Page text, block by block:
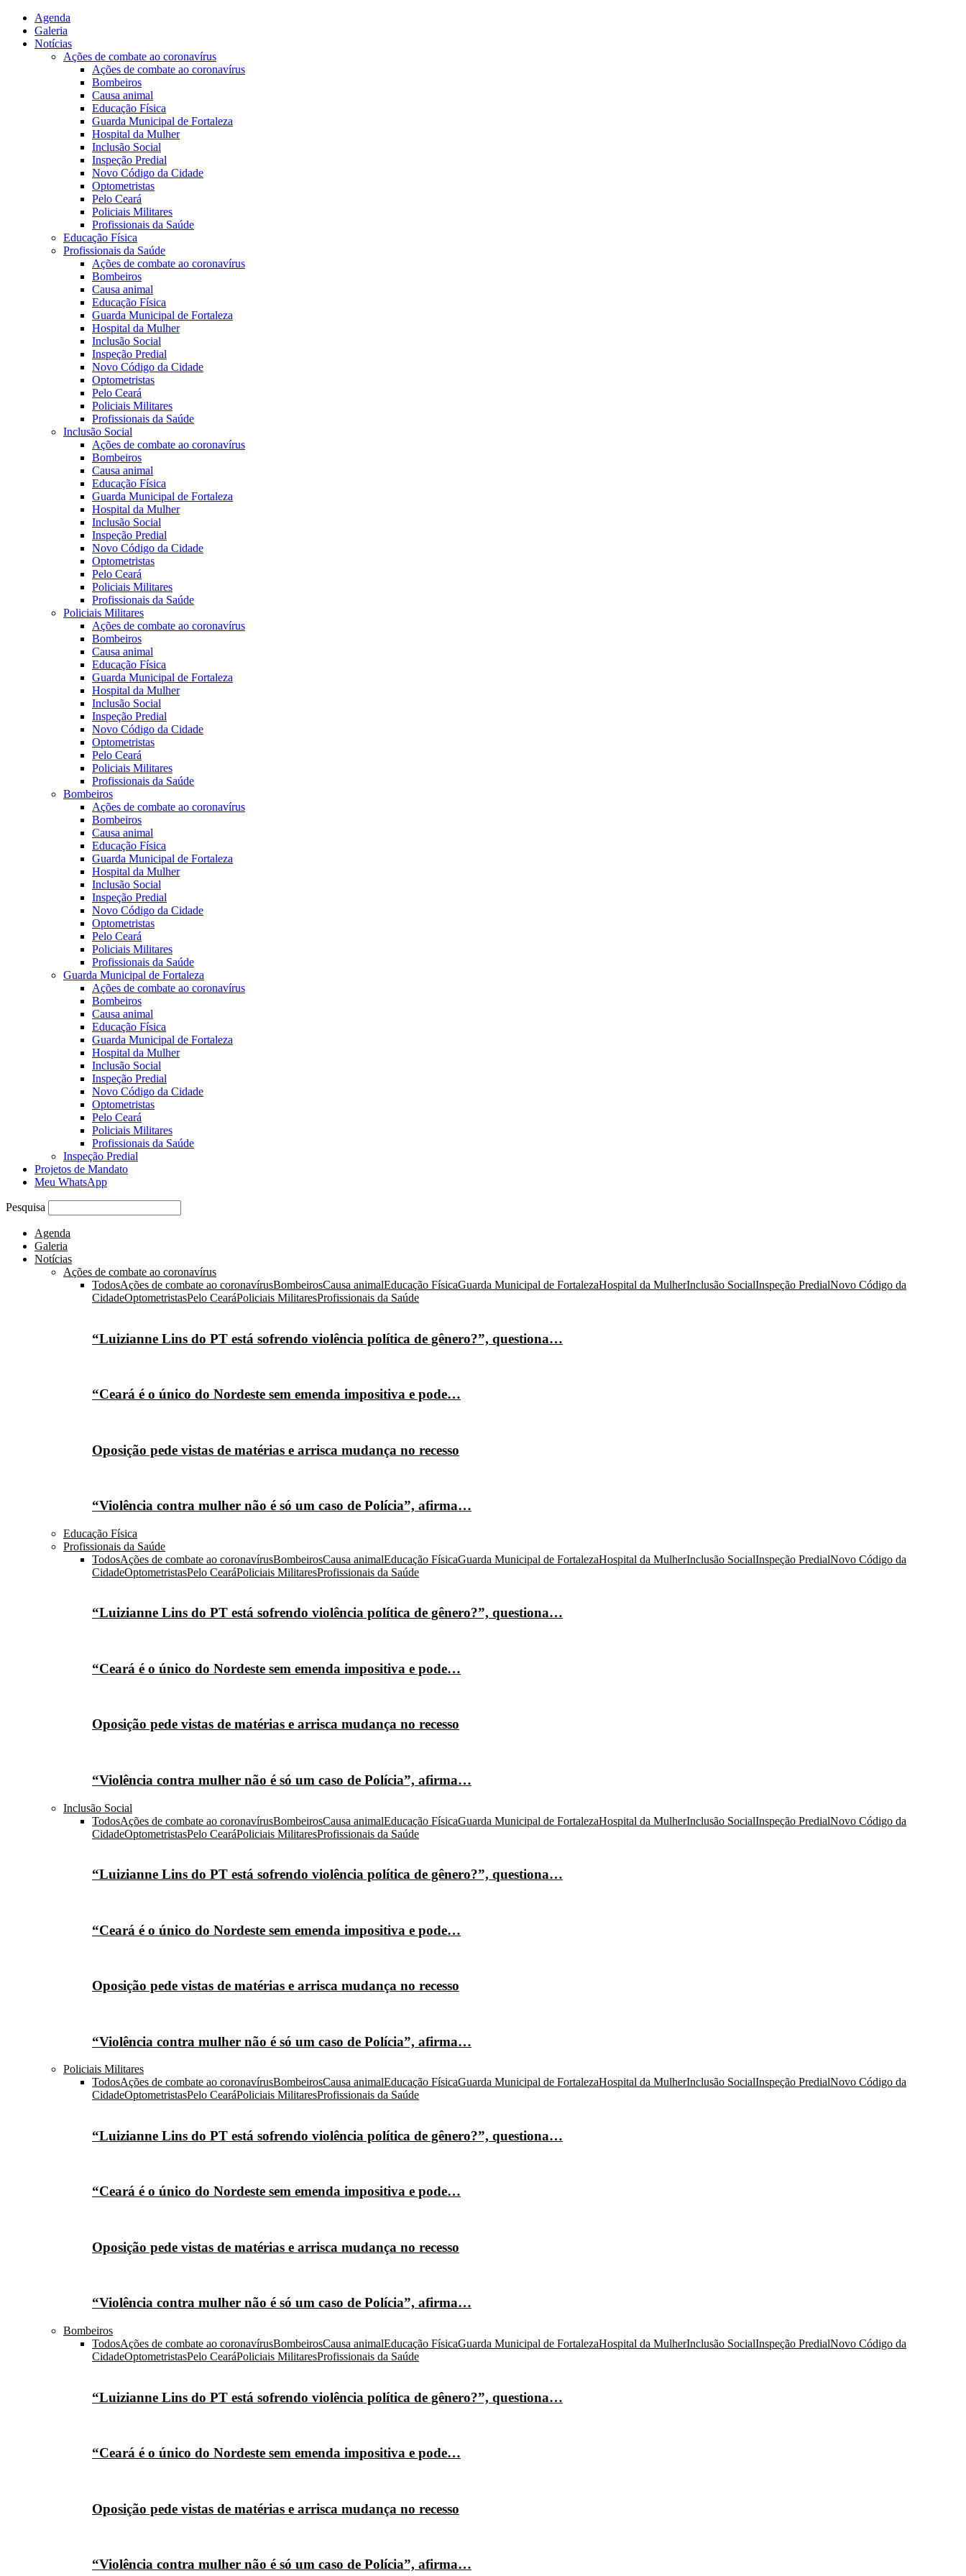
Agenda
Galeria
Notícias
Ações de combate ao coronavírus
Ações de combate ao coronavírus
Bombeiros
Causa animal
Educação Física
Guarda Municipal de Fortaleza
Hospital da Mulher
Inclusão Social
Inspeção Predial
Novo Código da Cidade
Optometristas
Pelo Ceará
Policiais Militares
Profissionais da Saúde
Educação Física
Profissionais da Saúde
Ações de combate ao coronavírus
Bombeiros
Causa animal
Educação Física
Guarda Municipal de Fortaleza
Hospital da Mulher
Inclusão Social
Inspeção Predial
Novo Código da Cidade
Optometristas
Pelo Ceará
Policiais Militares
Profissionais da Saúde
Inclusão Social
Ações de combate ao coronavírus
Bombeiros
Causa animal
Educação Física
Guarda Municipal de Fortaleza
Hospital da Mulher
Inclusão Social
Inspeção Predial
Novo Código da Cidade
Optometristas
Pelo Ceará
Policiais Militares
Profissionais da Saúde
Policiais Militares
Ações de combate ao coronavírus
Bombeiros
Causa animal
Educação Física
Guarda Municipal de Fortaleza
Hospital da Mulher
Inclusão Social
Inspeção Predial
Novo Código da Cidade
Optometristas
Pelo Ceará
Policiais Militares
Profissionais da Saúde
Bombeiros
Ações de combate ao coronavírus
Bombeiros
Causa animal
Educação Física
Guarda Municipal de Fortaleza
Hospital da Mulher
Inclusão Social
Inspeção Predial
Novo Código da Cidade
Optometristas
Pelo Ceará
Policiais Militares
Profissionais da Saúde
Guarda Municipal de Fortaleza
Ações de combate ao coronavírus
Bombeiros
Causa animal
Educação Física
Guarda Municipal de Fortaleza
Hospital da Mulher
Inclusão Social
Inspeção Predial
Novo Código da Cidade
Optometristas
Pelo Ceará
Policiais Militares
Profissionais da Saúde
Inspeção Predial
Projetos de Mandato
Meu WhatsApp
Pesquisa
Agenda
Galeria
Notícias
Ações de combate ao coronavírus
TodosAções de combate ao coronavírusBombeirosCausa animalEducação FísicaGuarda Municipal de FortalezaHospital da MulherInclusão SocialInspeção PredialNovo Código da
CidadeOptometristasPelo CearáPoliciais MilitaresProfissionais da Saúde
“Luizianne Lins do PT está sofrendo violência política de gênero?”, questiona…
“Ceará é o único do Nordeste sem emenda impositiva e pode…
Oposição pede vistas de matérias e arrisca mudança no recesso
“Violência contra mulher não é só um caso de Polícia”, afirma…
Educação Física
Profissionais da Saúde
TodosAções de combate ao coronavírusBombeirosCausa animalEducação FísicaGuarda Municipal de FortalezaHospital da MulherInclusão SocialInspeção PredialNovo Código da
CidadeOptometristasPelo CearáPoliciais MilitaresProfissionais da Saúde
“Luizianne Lins do PT está sofrendo violência política de gênero?”, questiona…
“Ceará é o único do Nordeste sem emenda impositiva e pode…
Oposição pede vistas de matérias e arrisca mudança no recesso
“Violência contra mulher não é só um caso de Polícia”, afirma…
Inclusão Social
TodosAções de combate ao coronavírusBombeirosCausa animalEducação FísicaGuarda Municipal de FortalezaHospital da MulherInclusão SocialInspeção PredialNovo Código da
CidadeOptometristasPelo CearáPoliciais MilitaresProfissionais da Saúde
“Luizianne Lins do PT está sofrendo violência política de gênero?”, questiona…
“Ceará é o único do Nordeste sem emenda impositiva e pode…
Oposição pede vistas de matérias e arrisca mudança no recesso
“Violência contra mulher não é só um caso de Polícia”, afirma…
Policiais Militares
TodosAções de combate ao coronavírusBombeirosCausa animalEducação FísicaGuarda Municipal de FortalezaHospital da MulherInclusão SocialInspeção PredialNovo Código da
CidadeOptometristasPelo CearáPoliciais MilitaresProfissionais da Saúde
“Luizianne Lins do PT está sofrendo violência política de gênero?”, questiona…
“Ceará é o único do Nordeste sem emenda impositiva e pode…
Oposição pede vistas de matérias e arrisca mudança no recesso
“Violência contra mulher não é só um caso de Polícia”, afirma…
Bombeiros
TodosAções de combate ao coronavírusBombeirosCausa animalEducação FísicaGuarda Municipal de FortalezaHospital da MulherInclusão SocialInspeção PredialNovo Código da
CidadeOptometristasPelo CearáPoliciais MilitaresProfissionais da Saúde
“Luizianne Lins do PT está sofrendo violência política de gênero?”, questiona…
“Ceará é o único do Nordeste sem emenda impositiva e pode…
Oposição pede vistas de matérias e arrisca mudança no recesso
“Violência contra mulher não é só um caso de Polícia”, afirma…